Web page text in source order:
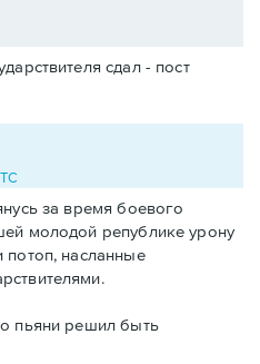
сдал - пост
за время боевого
молодой републике урону
насланные
пьяни решил быть